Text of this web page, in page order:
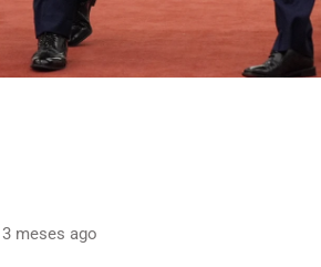
3 meses ago